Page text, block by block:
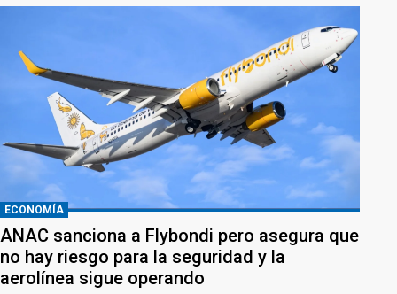
ECONOMÍA
ANAC sanciona a Flybondi pero asegura que
no hay riesgo para la seguridad y la
aerolínea sigue operando